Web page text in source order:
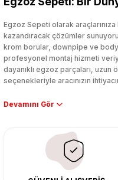
Egzoz Sepeti olarak
kazandıracak çözümler
krom borular, downpipe ve
profesyonel montaj hizmeti
dayanıklı egzoz parçaları,
seçenekleriyle aracınızın
Performans artışı isteyen
çıkma orijinal ürünler ile
tasarımını ve aerodinamisini
Tüm ürünlerimiz orijinal,